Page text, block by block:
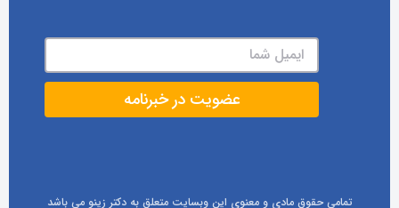
تمامی حقوق مادی و معنوی این وبسایت متعلق به دکتر زینو می باشد